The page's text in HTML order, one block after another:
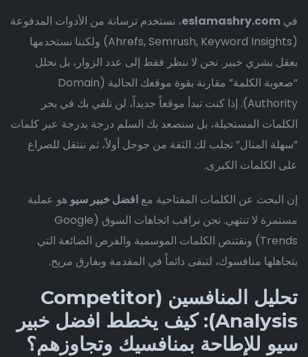
في eslamashry.com، نستخدم ترسانة من الأدوات المدفوعة
(Ahrefs, Semrush, Keyword Insights) ولكننا نستخدمها
بعقل بشري خبير. نحن لا ننظر فقط إلى عدد الزوار، بل نحلل
“صعوبة الكلمة” مقارنة بقوة موقعك الحالية (Domain
Authority). إذا كنت تبدأ موقعاً جديداً، لن نلقي بك في بحر
الكلمات المستحيلة، بل سنصعد بك السلم درجة بدرجة عبر كلمات
“سهلة المنال” تجلب لك الثقة من جوجل أولاً، ثم ننتقل للصراع
على الكلمات الكبرى.
إن البحث عن الكلمات المفتاحية مع افضل خبير سيو هو عملية
مستمرة لا تنتهي. نحن نراقب اتجاهات السوق (Google
Trends) ونقتنص الكلمات الموسمية والفرص الضائعة التي
يتجاهلها منافسوك، لتبقى دائماً في المقدمة وبفارق مريح.
تحليل المنافسين (Competitor
Analysis): كيف يخطط افضل خبير
سيو للإطاحة بمنافسيك وتجاوزهم؟